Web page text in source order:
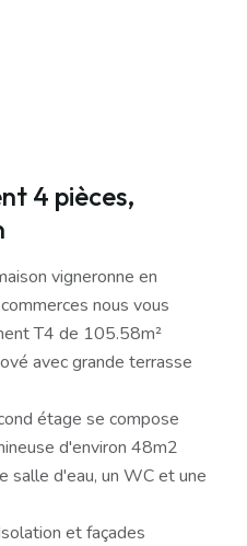
4 pièces,
vigneronne en
nous vous
T4 de 105.58m²
avec grande terrasse
étage se compose
d'environ 48m2
salle d'eau, un WC et une
et façades